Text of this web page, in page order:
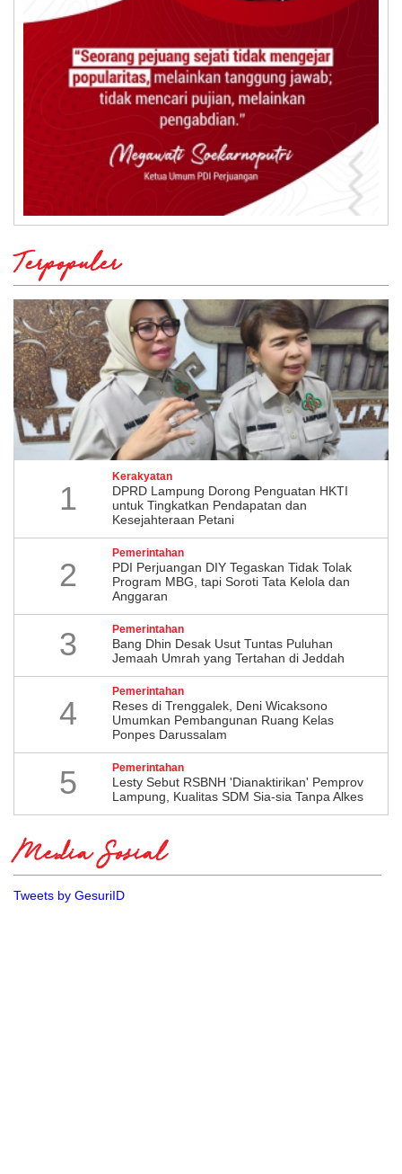
Terpopuler
1
Kerakyatan
DPRD Lampung Dorong Penguatan HKTI
untuk Tingkatkan Pendapatan dan
Kesejahteraan Petani
2
Pemerintahan
PDI Perjuangan DIY Tegaskan Tidak Tolak
Program MBG, tapi Soroti Tata Kelola dan
Anggaran
3 Pemerintahan
Bang Dhin Desak Usut Tuntas Puluhan
Jemaah Umrah yang Tertahan di Jeddah
4
Pemerintahan
​Reses di Trenggalek, Deni Wicaksono
Umumkan Pembangunan Ruang Kelas
Ponpes Darussalam
5 Pemerintahan
Lesty Sebut RSBNH 'Dianaktirikan' Pemprov
Lampung, Kualitas SDM Sia-sia Tanpa Alkes
Media Sosial
Tweets by GesuriID